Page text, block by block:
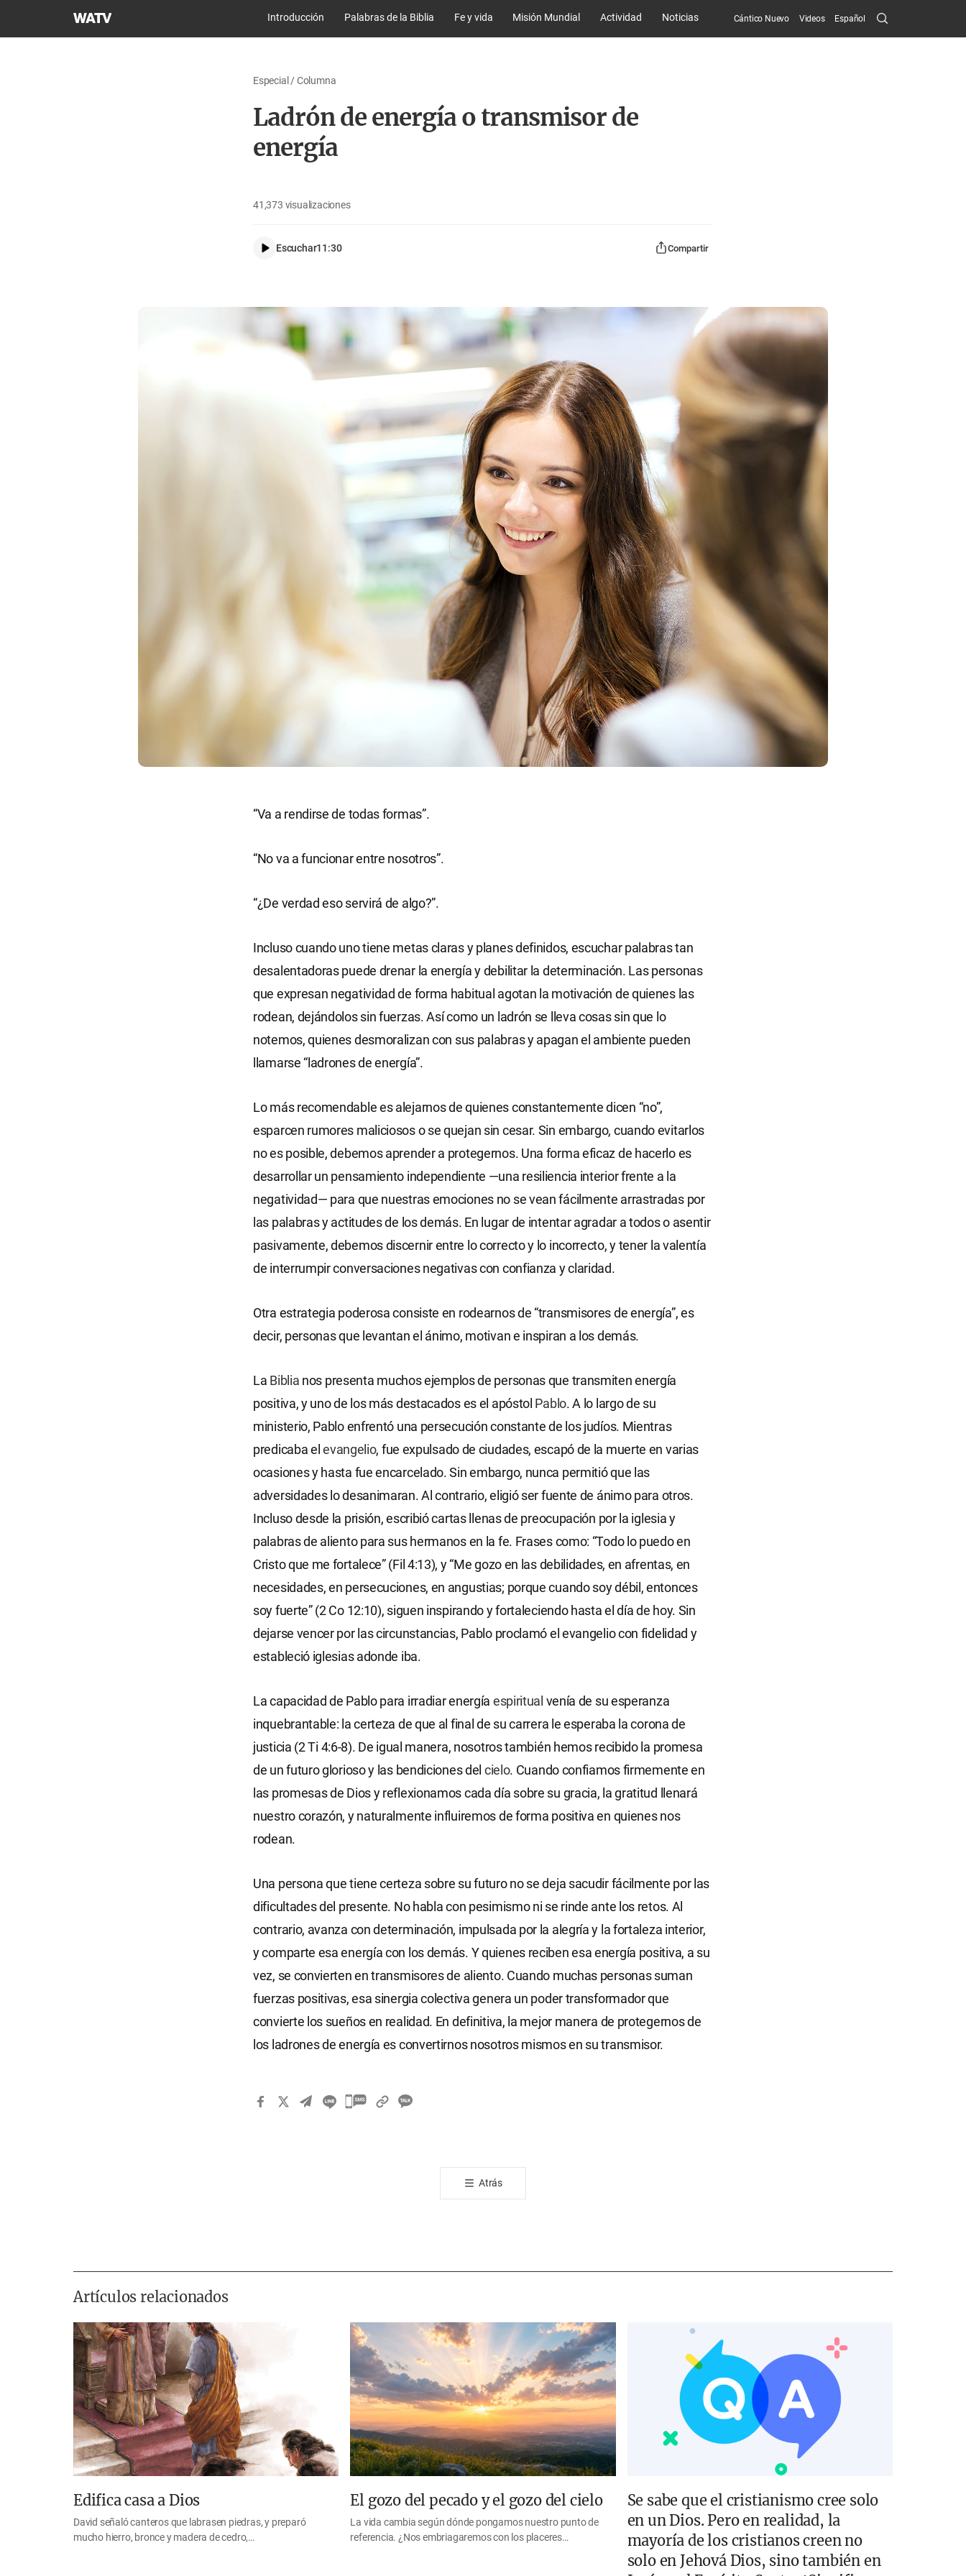
Iglesia
Introducción Palabras de la Biblia Fe y vida Misión Mundial Actividad Noticias Cántico Nuevo Videos Español Search
Submit
Especial / Columna
Ladrón de energía o transmisor de
energía
41,373 visualizaciones
Escuchar11:30 Compartir
“Va a rendirse de todas formas”.
“No va a funcionar entre nosotros”.
“¿De verdad eso servirá de algo?”.
Incluso cuando uno tiene metas claras y planes definidos, escuchar palabras tan
desalentadoras puede drenar la energía y debilitar la determinación. Las personas
que expresan negatividad de forma habitual agotan la motivación de quienes las
rodean, dejándolos sin fuerzas. Así como un ladrón se lleva cosas sin que lo
notemos, quienes desmoralizan con sus palabras y apagan el ambiente pueden
llamarse “ladrones de energía”.
Lo más recomendable es alejarnos de quienes constantemente dicen “no”,
esparcen rumores maliciosos o se quejan sin cesar. Sin embargo, cuando evitarlos
no es posible, debemos aprender a protegernos. Una forma eficaz de hacerlo es
desarrollar un pensamiento independiente —una resiliencia interior frente a la
negatividad— para que nuestras emociones no se vean fácilmente arrastradas por
las palabras y actitudes de los demás. En lugar de intentar agradar a todos o asentir
pasivamente, debemos discernir entre lo correcto y lo incorrecto, y tener la valentía
de interrumpir conversaciones negativas con confianza y claridad.
Otra estrategia poderosa consiste en rodearnos de “transmisores de energía”, es
decir, personas que levantan el ánimo, motivan e inspiran a los demás.
La Biblia nos presenta muchos ejemplos de personas que transmiten energía
positiva, y uno de los más destacados es el apóstol Pablo. A lo largo de su
ministerio, Pablo enfrentó una persecución constante de los judíos. Mientras
predicaba elevangelio, fue expulsado de ciudades, escapó de la muerte en varias
ocasiones y hasta fue encarcelado. Sin embargo, nunca permitió que las
adversidades lo desanimaran. Al contrario, eligió ser fuente de ánimo para otros.
Incluso desde la prisión, escribió cartas llenas de preocupación por la iglesia y
palabras de aliento para sus hermanos en la fe. Frases como: “Todo lo puedo en
Cristo que me fortalece” (Fil 4:13), y “Me gozo en las debilidades, en afrentas, en
necesidades, en persecuciones, en angustias; porque cuando soy débil, entonces
soy fuerte” (2 Co 12:10), siguen inspirando y fortaleciendo hasta el día de hoy. Sin
dejarse vencer por las circunstancias, Pablo proclamó el evangelio con fidelidad y
estableció iglesias adonde iba.
La capacidad de Pablo para irradiar energía espiritual venía de su esperanza
inquebrantable: la certeza de que al final de su carrera le esperaba la corona de
justicia (2 Ti 4:6-8). De igual manera, nosotros también hemos recibido la promesa
de un futuro glorioso y las bendiciones del cielo. Cuando confiamos firmemente en
las promesas de Dios y reflexionamos cada día sobre su gracia, la gratitud llenará
nuestro corazón, y naturalmente influiremos de forma positiva en quienes nos
rodean.
Una persona que tiene certeza sobre su futuro no se deja sacudir fácilmente por las
dificultades del presente. No habla con pesimismo ni se rinde ante los retos. Al
contrario, avanza con determinación, impulsada por la alegría y la fortaleza interior,
y comparte esa energía con los demás. Y quienes reciben esa energía positiva, a su
vez, se convierten en transmisores de aliento. Cuando muchas personas suman
fuerzas positivas, esa sinergia colectiva genera un poder transformador que
convierte los sueños en realidad. En definitiva, la mejor manera de protegernos de
los ladrones de energía es convertirnos nosotros mismos en su transmisor.
카
Atrás
Artículos relacionados
Edifica casa a Dios
David señaló canteros que labrasen piedras, y preparó
mucho hierro, bronce y madera de cedro,…
El gozo del pecado y el gozo del cielo
La vida cambia según dónde pongamos nuestro punto de
referencia. ¿Nos embriagaremos con los placeres…
Se sabe que el cristianismo cree solo
en un Dios. Pero en realidad, la
mayoría de los cristianos creen no
solo en Jehová Dios, sino también en